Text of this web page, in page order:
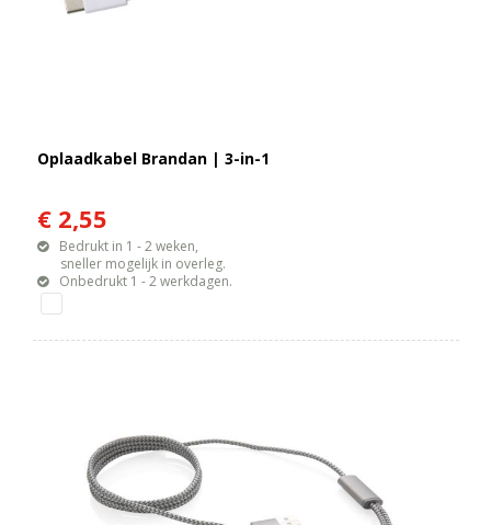
Oplaadkabel Brandan | 3-in-1
€ 2,55
Bedrukt in 1 - 2 weken,
sneller mogelijk in overleg.
Onbedrukt 1 - 2 werkdagen.